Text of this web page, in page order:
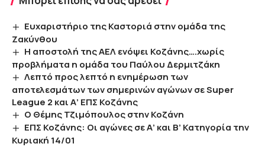
Ευχαριστήριο της Καστοριά στην ομάδα της
Ζακύνθου
H αποστολή της ΑΕΛ ενόψει Κοζάνης….χωρίς
προβλήματα η ομάδα του Παύλου Δερμιτζάκη
Λεπτό προς λεπτό η ενημέρωση των
αποτελεσμάτων των σημερινών αγώνων σε Super
League 2 και Α’ ΕΠΣ Κοζάνης
Ο Θέμης Τζιμόπουλος στην Κοζάνη
ΕΠΣ Κοζάνης: Οι αγώνες σε Α’ και Β’ Κατηγορία την
Κυριακή 14/01